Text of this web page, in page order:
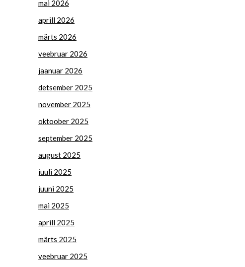
mai 2026
aprill 2026
märts 2026
veebruar 2026
jaanuar 2026
detsember 2025
november 2025
oktoober 2025
september 2025
august 2025
juuli 2025
juuni 2025
mai 2025
aprill 2025
märts 2025
veebruar 2025